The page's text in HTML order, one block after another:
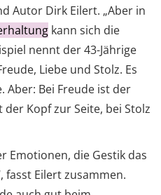
Autor Dirk Eilert. „Aber in
kann sich die
nennt der 43-Jährige
Liebe und Stolz. Es
Aber: Bei Freude ist der
Kopf zur Seite, bei Stolz
Emotionen, die Gestik das
fasst Eilert zusammen.